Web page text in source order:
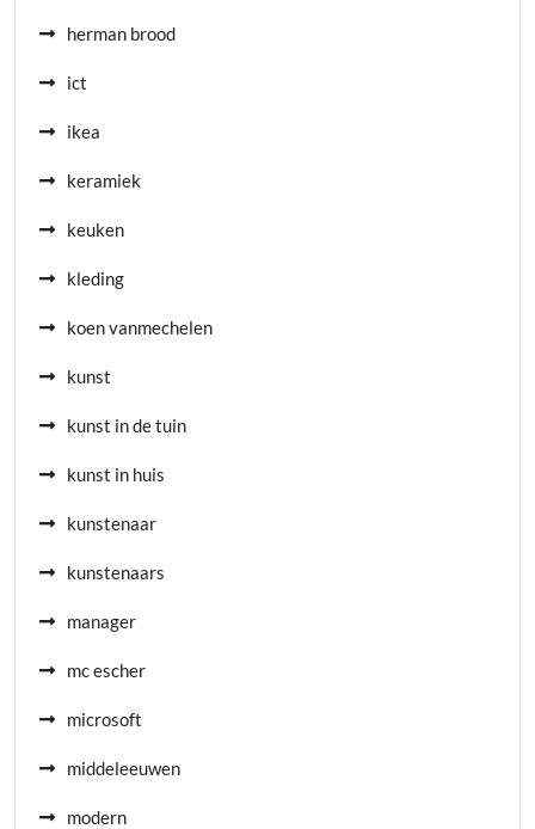
herman brood
ict
ikea
keramiek
keuken
kleding
koen vanmechelen
kunst
kunst in de tuin
kunst in huis
kunstenaar
kunstenaars
manager
mc escher
microsoft
middeleeuwen
modern